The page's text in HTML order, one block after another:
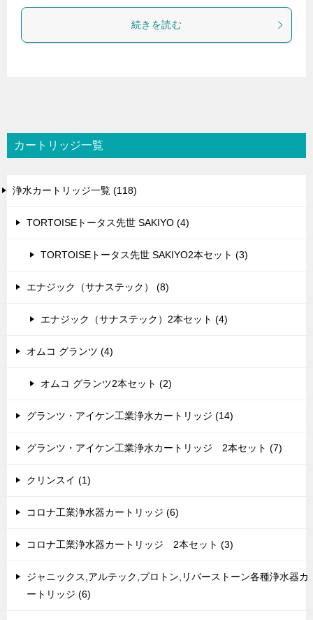
続きを読む
カートリッジ一覧
浄水カートリッジ一覧 (118)
TORTOISEトータス先世 SAKIYO (4)
TORTOISEトータス先世 SAKIYO2本セット (3)
エナジック（サナステック） (8)
エナジック（サナステック）2本セット (4)
オムコ グランツ (4)
オムコ グランツ2本セット (2)
グランツ・アイケン工業浄水カートリッジ (14)
グランツ・アイケン工業浄水カートリッジ 2本セット (7)
クリンスイ (1)
コロナ工業浄水器カートリッジ (6)
コロナ工業浄水器カートリッジ 2本セット (3)
ジャニックス,アルテック,プロトン,リバーストーン各種浄水器カ
ートリッジ (6)